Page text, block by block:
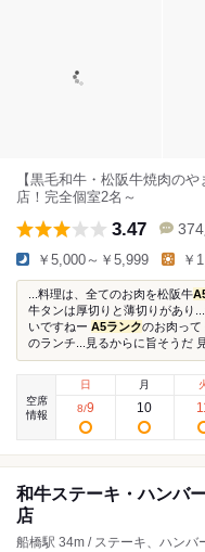
【黒毛和牛・松阪牛焼肉の
店！完全個室2名～
3.47 374
￥5,000～￥5,999 ￥
...料理は、全てのお肉を松阪牛
牛タンは厚切りと薄切りがあり
いですねー A5ランクのお肉って
のランチ...見るからに旨そうだ
空席
情報
日
8/9
月
10
和牛ステーキ・ハンバ
店
船橋駅 34m / ステーキ、ハンバ